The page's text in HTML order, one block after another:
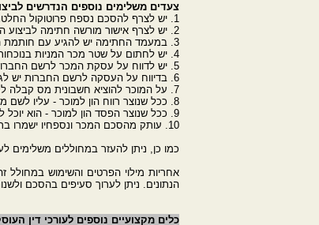
צעדים משלימים נוספים הנדרשים
1. יש לצרף להסכם נספח פרוטוקול החלטת דירקטוריון התאגיד המאשר את ביצוע הפעולה.
2. יש לצרף אישור מורשה חתימה לביצוע הפעולה (הפרוטוקול ואישור מורשה יכולים להיות באותו המסמך).
3. במעמד החתימה יש להגיע עם חותמת החברה ותעודת זהות מורשה החתימה.
4. יש לחתום על שטר מכר המניות בנוכחות שני עדים שזוהו באמצעות תעודת זהות.
5. יש לדווח על עסקת המכר לרשם החברות.
6. בדיווח על העסקה לרשם החברות יש לגרוע את מניות המוכר ולהוסיפן לרוכש בהתאמה.
7. על המוכר להוציא חשבונית מס קבלה לקונה (ללא מע"מ ככל שלא מדובר בעסקת נדל"ן ו/או בסוחר מניות שזהו עיסוקו העיקרי).
8. ככל שנוצר רווח הון למוכר - עליו לשם מס על רווח ההון.
9. ככל שנוצר הפסד הון למוכר - הוא יוכל לבחון הפחתת המס שהוא חייב כנגד רווח הון על פי דין.
10. עותק מהסכם המכר ונספחיו ישמרו בתיק החברה.
כמו כן, ניתן להעזר במחוללים משלימים
אחריות מילוי הפרטים והשימוש
הנתונים. ניתן לערוך סעיפים בהסכם
כלים מקצועיים נוספים לעורכי דין